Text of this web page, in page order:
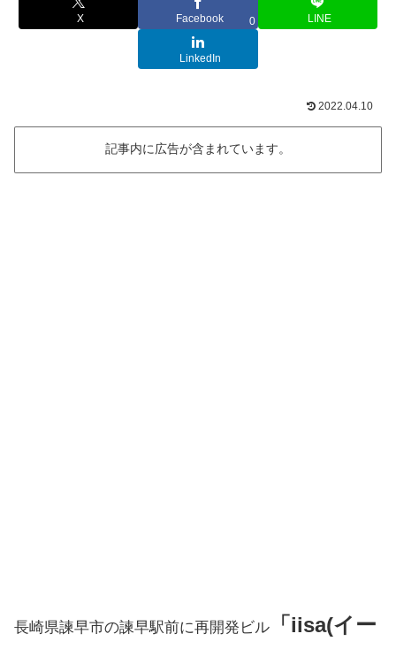
X Facebook 0 LINE
LinkedIn
2022.04.10
記事内に広告が含まれています。
長崎県諫早市の諫早駅前に再開発ビル
「iisa(イー